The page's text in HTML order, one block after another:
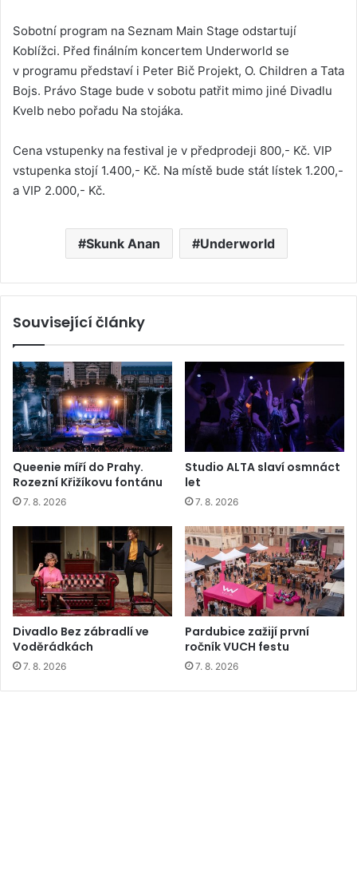
Sobotní program na Seznam Main Stage odstartují
Koblížci. Před finálním koncertem Underworld se
v programu představí i Peter Bič Projekt, O. Children a Tata
Bojs. Právo Stage bude v sobotu patřit mimo jiné Divadlu
Kvelb nebo pořadu Na stojáka.
Cena vstupenky na festival je v předprodeji 800,- Kč. VIP
vstupenka stojí 1.400,- Kč. Na místě bude stát lístek 1.200,-
a VIP 2.000,- Kč.
Skunk Anan Underworld
Související články
Queenie míří do Prahy.
Rozezní Křižíkovu fontánu
7. 8. 2026
Studio ALTA slaví osmnáct
let
7. 8. 2026
Divadlo Bez zábradlí ve
Voděrádkách
7. 8. 2026
Pardubice zažijí první
ročník VUCH festu
7. 8. 2026